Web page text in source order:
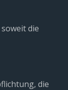
die
die